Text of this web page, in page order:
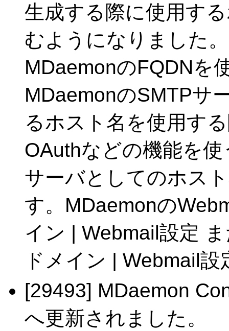
生成する際に使用す
むようになりました
MDaemonのFQDNを
MDaemonのSMTPサ
るホスト名を使用す
OAuthなどの機能を
サーバとしてのホス
す。MDaemonの
イン | Webmail設定
ドメイン | Webmail
[29493] MDaemon
へ更新されました。